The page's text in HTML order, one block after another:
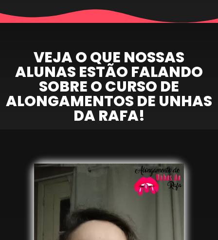
VEJA O QUE NOSSAS
ALUNAS ESTÃO FALANDO
SOBRE O CURSO DE
ALONGAMENTOS DE UNHAS
DA RAFA!